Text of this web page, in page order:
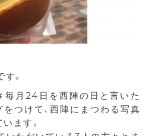
。
毎月24日を西陣の日と言いた
をつけて、西陣にまつわる写真
ます。